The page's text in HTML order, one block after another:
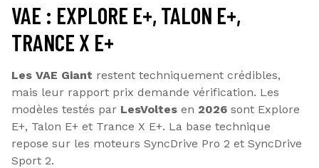
VAE : EXPLORE E+, TALON E+,
TRANCE X E+
Les VAE Giant restent techniquement crédibles,
mais leur rapport prix demande vérification. Les
modèles testés par LesVoltes en 2026 sont Explore
E+, Talon E+ et Trance X E+. La base technique
repose sur les moteurs SyncDrive Pro 2 et SyncDrive
Sport 2.